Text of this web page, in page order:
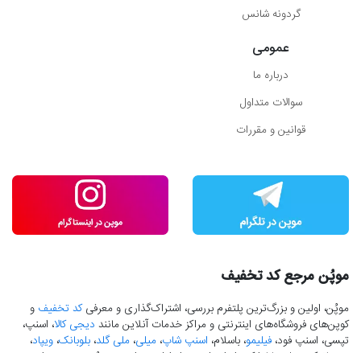
گردونه شانس
عمومی
درباره ما
سوالات متداول
قوانین و مقررات
موپُن مرجع کد تخفیف
موپُن، اولین و بزرگ‌ترین پلتفرم بررسی، اشتراک‌گذاری و معرفیکد تخفیف و
کوپن‌های فروشگاه‌های اینترنتی و مراکز خدمات آنلاین مانند دیجی کالا، اسنپ،
تپسی، اسنپ فود، فیلیمو، باسلام، اسنپ شاپ، میلی، ملی گلد، بلوبانک، ویپاد،